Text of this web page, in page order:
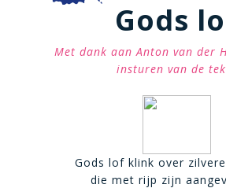
Gods
Met dank aan Anton van der
insturen van de
Gods lof klink over
die met rijp zijn